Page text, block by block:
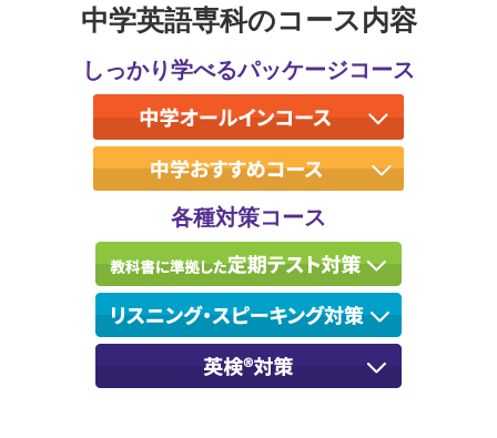
中学英語専科のコース内容
しっかり学べるパッケージコース
各種対策コース